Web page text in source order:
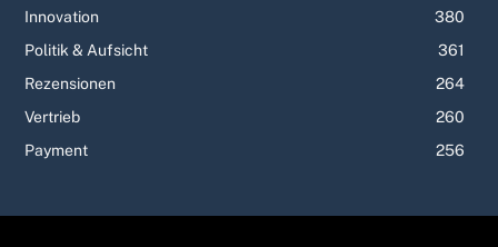
Innovation
380
Politik & Aufsicht
361
Rezensionen
264
Vertrieb
260
Payment
256